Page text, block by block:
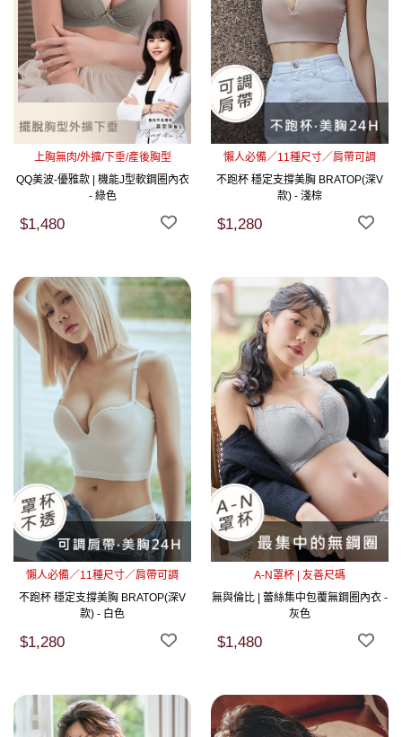
上胸無肉/外擴/下垂/產後胸型
QQ美波-優雅款 | 機能J型軟鋼圈內衣
- 綠色
$1,480
懶人必備／11種尺寸／肩帶可調
不跑杯 穩定支撐美胸 BRATOP(深V
款) - 淺棕
$1,280
懶人必備／11種尺寸／肩帶可調
不跑杯 穩定支撐美胸 BRATOP(深V
款) - 白色
$1,280
A-N罩杯 | 友善尺碼
無與倫比 | 蕾絲集中包覆無鋼圈內衣 -
灰色
$1,480